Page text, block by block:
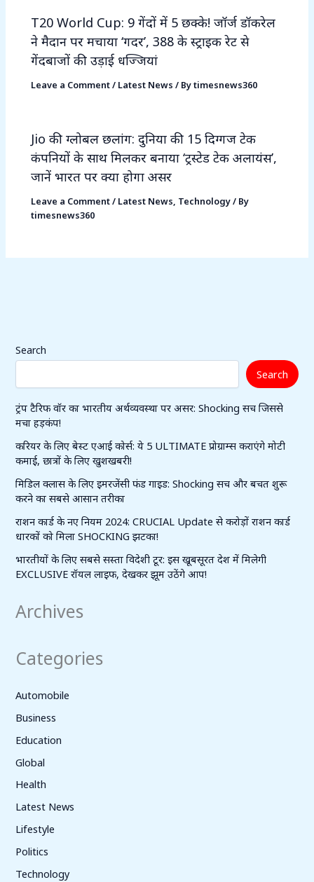
T20 World Cup: 9 गेंदों में 5 छक्के! जॉर्ज डॉकरेल
ने मैदान पर मचाया ‘गदर’, 388 के स्ट्राइक रेट से
गेंदबाजों की उड़ाई धज्जियां
Leave a Comment/ Latest News / Bytimesnews360
Jio की ग्लोबल छलांग: दुनिया की 15 दिग्गज टेक
कंपनियों के साथ मिलकर बनाया ‘ट्रस्टेड टेक अलायंस’,
जानें भारत पर क्या होगा असर
Leave a Comment/ Latest News, Technology/ By
timesnews360
Search
Search
ट्रंप टैरिफ वॉर का भारतीय अर्थव्यवस्था पर असर: Shocking सच जिससे
मचा हड़कंप!
करियर के लिए बेस्ट एआई कोर्स: ये 5 ULTIMATE प्रोग्राम्स कराएंगे मोटी
कमाई, छात्रों के लिए खुशखबरी!
मिडिल क्लास के लिए इमरजेंसी फंड गाइड: Shocking सच और बचत शुरू
करने का सबसे आसान तरीका
राशन कार्ड के नए नियम 2024: CRUCIAL Update से करोड़ों राशन कार्ड
धारकों को मिला SHOCKING झटका!
भारतीयों के लिए सबसे सस्ता विदेशी टूर: इस खूबसूरत देश में मिलेगी
EXCLUSIVE रॉयल लाइफ, देखकर झूम उठेंगे आप!
Archives
Categories
Automobile
Business
Education
Global
Health
Latest News
Lifestyle
Politics
Technology